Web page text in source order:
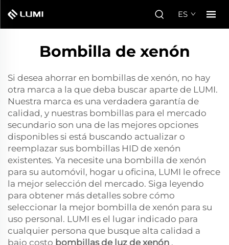
ES
Bombilla de xenón
Si desea ahorrar en bombillas de xenón, no hay
otra marca a la que deba buscar aparte de LUMI.
Nuestra marca es una verdadera garantía de
calidad, y nuestras bombillas para el mercado
secundario son una de las mejores opciones
disponibles si está buscando actualizar o
reemplazar sus bombillas HID de xenón
existentes. Ya necesite una bombilla de xenón
para su automóvil, hogar u oficina, LUMI le ofrece
la mejor selección del mercado. Siga leyendo
para obtener más detalles sobre cómo
seleccionar la mejor bombilla de xenón para su
uso personal. LUMI es el lugar indicado para
cualquier persona que busque alta calidad a
bajo costo bombillas de luz de xenón .